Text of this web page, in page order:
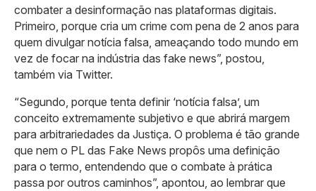
combater a desinformação nas plataformas digitais.
Primeiro, porque cria um crime com pena de 2 anos para
quem divulgar notícia falsa, ameaçando todo mundo em
vez de focar na indústria das fake news”, postou,
também via Twitter.
“Segundo, porque tenta definir ‘notícia falsa’, um
conceito extremamente subjetivo e que abrirá margem
para arbitrariedades da Justiça. O problema é tão grande
que nem o PL das Fake News propôs uma definição
para o termo, entendendo que o combate à prática
passa por outros caminhos”, apontou, ao lembrar que